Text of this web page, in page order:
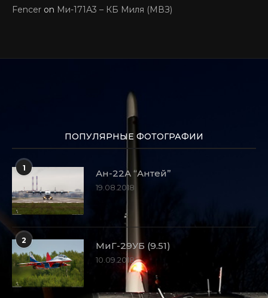
Fencer on Ми-171А3 – КБ Миля (МВЗ)
ПОПУЛЯРНЫЕ ФОТОГРАФИИ
1
Ан-22А “Антей”
19.08.2018
2
МиГ-29УБ (9.51)
10.09.2018